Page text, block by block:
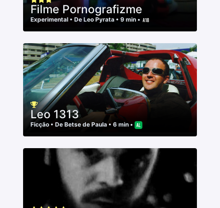
Filme Pornografizme
Experimental • De Leo Pyrata • 9 min •
Leo 1313
Ficção • De Betse de Paula • 6 min •